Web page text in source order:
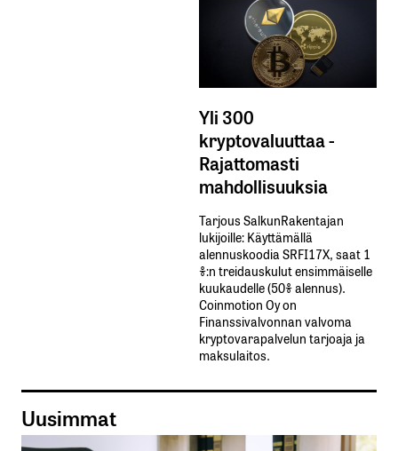
Yli 300
kryptovaluuttaa -
Rajattomasti
mahdollisuuksia
Tarjous SalkunRakentajan
lukijoille: Käyttämällä​ ​
alennuskoodia​ ​SRFI17X,​ ​saat​ ​1
%:n treidauskulut​ ​ensimmäiselle​ ​
kuukaudelle​ ​(50%​ ​alennus).
Coinmotion Oy on
Finanssivalvonnan valvoma
kryptovarapalvelun tarjoaja ja
maksulaitos.
Uusimmat